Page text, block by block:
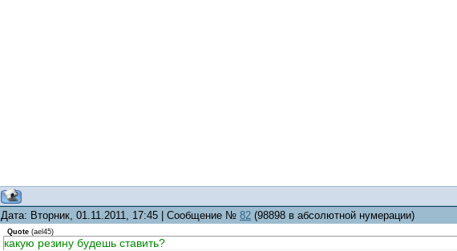
Дата: Вторник, 01.11.2011, 17:45 | Сообщение № 82 (98898 в абсолютной нумерации)
Quote (ael45)
какую резину будешь ставить?